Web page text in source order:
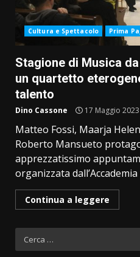
Cultura e Spettacolo Prima
Stagione di Musica
un quartetto
talento
Dino Cassone 17 Maggio
Matteo Fossi, Maarja
Roberto Mansueto
apprezzatissimo
organizzata
Continua a leggere
Ricerca
per: